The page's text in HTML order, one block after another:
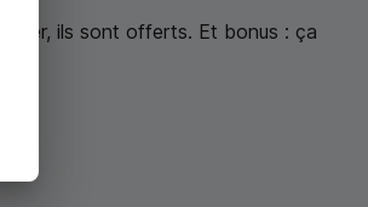
ils sont offerts. Et bonus : ça